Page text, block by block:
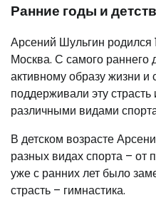
Ранние годы и
Арсений Шульгин родился
Москва. С самого раннего
активному образу жизни и
поддерживали эту
различными видами
В детском возрасте
разных видах спорта – от
уже с ранних лет было
страсть – гимнастика.